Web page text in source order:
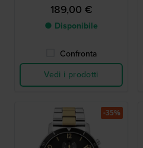
189,00 €
● Disponibile
Confronta
Vedi i prodotti
-35%